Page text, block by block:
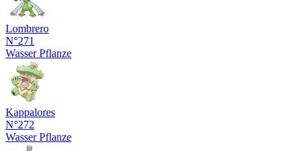
Lombrero
N°271
WasserPflanze
Kappalores
N°272
WasserPflanze